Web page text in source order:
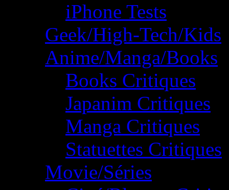
iPhone Tests
Geek/High-Tech/Kids
Anime/Manga/Books
Books Critiques
Japanim Critiques
Manga Critiques
Statuettes Critiques
Movie/Séries